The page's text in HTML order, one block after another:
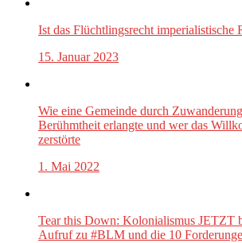
Ist das Flüchtlingsrecht imperialistische
15. Januar 2023
Wie eine Gemeinde durch
Berühmtheit erlangte und wer das
zerstörte
1. Mai 2022
Tear this Down: Kolonialismus JETZT
Aufruf zu #BLM und die 10